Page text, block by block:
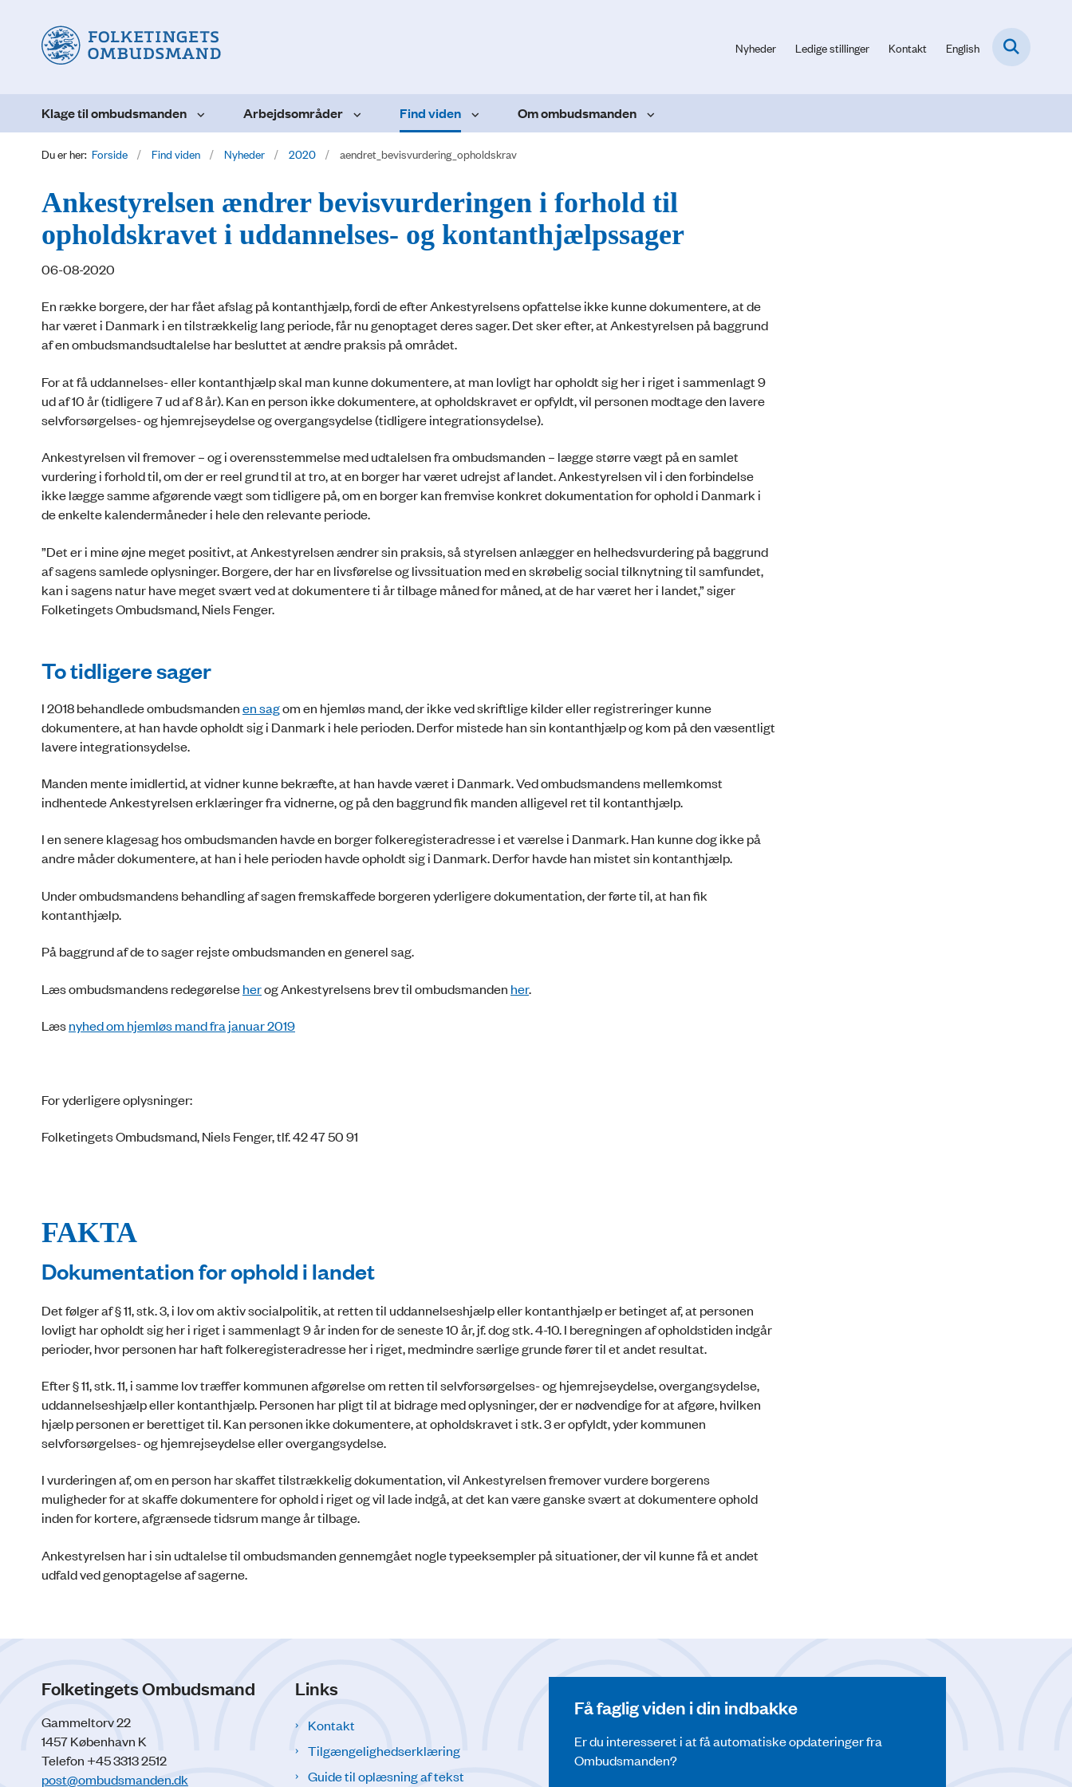
Nyheder Ledige stillinger Kontakt English
Klage til ombudsmanden Arbejdsområder Find viden Om ombudsmanden
Du er her: Forside Find viden Nyheder 2020 aendret_bevisvurdering_opholdskrav
Ankestyrelsen ændrer bevisvurderingen i forhold til
opholdskravet i uddannelses- og kontanthjælpssager
06-08-2020
En række borgere, der har fået afslag på kontanthjælp, fordi de efter Ankestyrelsens opfattelse ikke kunne dokumentere, at de
har været i Danmark i en tilstrækkelig lang periode, får nu genoptaget deres sager. Det sker efter, at Ankestyrelsen på baggrund
af en ombudsmandsudtalelse har besluttet at ændre praksis på området.
For at få uddannelses- eller kontanthjælp skal man kunne dokumentere, at man lovligt har opholdt sig her i riget i sammenlagt 9
ud af 10 år (tidligere 7 ud af 8 år). Kan en person ikke dokumentere, at opholdskravet er opfyldt, vil personen modtage den lavere
selvforsørgelses- og hjemrejseydelse og overgangsydelse (tidligere integrationsydelse).
Ankestyrelsen vil fremover – og i overensstemmelse med udtalelsen fra ombudsmanden – lægge større vægt på en samlet
vurdering i forhold til, om der er reel grund til at tro, at en borger har været udrejst af landet. Ankestyrelsen vil i den forbindelse
ikke lægge samme afgørende vægt som tidligere på, om en borger kan fremvise konkret dokumentation for ophold i Danmark i
de enkelte kalendermåneder i hele den relevante periode.
”Det er i mine øjne meget positivt, at Ankestyrelsen ændrer sin praksis, så styrelsen anlægger en helhedsvurdering på baggrund
af sagens samlede oplysninger. Borgere, der har en livsførelse og livssituation med en skrøbelig social tilknytning til samfundet,
kan i sagens natur have meget svært ved at dokumentere ti år tilbage måned for måned, at de har været her i landet,” siger
Folketingets Ombudsmand, Niels Fenger.
To tidligere sager
I 2018 behandlede ombudsmandenen sagom en hjemløs mand, der ikke ved skriftlige kilder eller registreringer kunne
dokumentere, at han havde opholdt sig i Danmark i hele perioden. Derfor mistede han sin kontanthjælp og kom på den væsentligt
lavere integrationsydelse.
Manden mente imidlertid, at vidner kunne bekræfte, at han havde været i Danmark. Ved ombudsmandens mellemkomst
indhentede Ankestyrelsen erklæringer fra vidnerne, og på den baggrund fik manden alligevel ret til kontanthjælp.
I en senere klagesag hos ombudsmanden havde en borger folkeregisteradresse i et værelse i Danmark. Han kunne dog ikke på
andre måder dokumentere, at han i hele perioden havde opholdt sig i Danmark. Derfor havde han mistet sin kontanthjælp.
Under ombudsmandens behandling af sagen fremskaffede borgeren yderligere dokumentation, der førte til, at han fik
kontanthjælp.
På baggrund af de to sager rejste ombudsmanden en generel sag.
Læs ombudsmandens redegørelseherog Ankestyrelsens brev til ombudsmanden her.
Læsnyhed om hjemløs mand fra januar 2019
For yderligere oplysninger:
Folketingets Ombudsmand, Niels Fenger, tlf. 42 47 50 91
FAKTA
Dokumentation for ophold i landet
Det følger af § 11, stk. 3, i lov om aktiv socialpolitik, at retten til uddannelseshjælp eller kontanthjælp er betinget af, at personen
lovligt har opholdt sig her i riget i sammenlagt 9 år inden for de seneste 10 år, jf. dog stk. 4-10. I beregningen af opholdstiden indgår
perioder, hvor personen har haft folkeregisteradresse her i riget, medmindre særlige grunde fører til et andet resultat.
Efter § 11, stk. 11, i samme lov træffer kommunen afgørelse om retten til selvforsørgelses- og hjemrejseydelse, overgangsydelse,
uddannelseshjælp eller kontanthjælp. Personen har pligt til at bidrage med oplysninger, der er nødvendige for at afgøre, hvilken
hjælp personen er berettiget til. Kan personen ikke dokumentere, at opholdskravet i stk. 3 er opfyldt, yder kommunen
selvforsørgelses- og hjemrejseydelse eller overgangsydelse.
I vurderingen af, om en person har skaffet tilstrækkelig dokumentation, vil Ankestyrelsen fremover vurdere borgerens
muligheder for at skaffe dokumentere for ophold i riget og vil lade indgå, at det kan være ganske svært at dokumentere ophold
inden for kortere, afgrænsede tidsrum mange år tilbage.
Ankestyrelsen har i sin udtalelse til ombudsmanden gennemgået nogle typeeksempler på situationer, der vil kunne få et andet
udfald ved genoptagelse af sagerne.
Folketingets Ombudsmand
Gammeltorv 22
1457 København K
Telefon +45 3313 2512
post@ombudsmanden.dk
Links
Kontakt
Tilgængelighedserklæring
Guide til oplæsning af tekst
Få faglig viden i din indbakke
Er du interesseret i at få automatiske opdateringer fra
Ombudsmanden?